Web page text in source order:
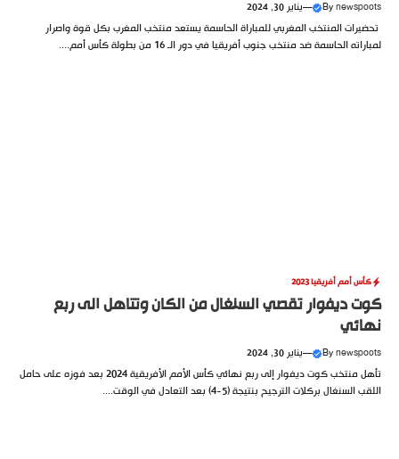
Bynewspoots
—يناير 30, 2024
تحضيرات المنتخب المغربي للمباراة الحاسمة يستعد منتخب المغرب بكل قوة واصرار
لمباراته الحاسمة ضد منتخب جنوب أفريقيا في دور الـ 16 من بطولة كأس أمم....
كأس أمم أفريقيا 2023
كوت ديفوار تقصي السنغال من الكان وتتاهل الى ربع
نهائي
Bynewspoots
—يناير 30, 2024
تأهل منتخب كوت ديفوار إلى ربع نهائي كأس الأمم الأفريقية 2024 بعد فوزه على حامل
اللقب السنغال بركلات الترجيح بنتيجة (5-4) بعد التعادل في الوقت....